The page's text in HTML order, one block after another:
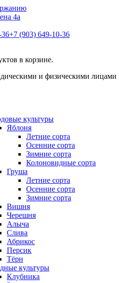
4а
36+7 (903) 649-10-36
в корзине.
и физическими лицами
культуры
Яблоня
Летние сорта
Осенние сорта
Зимние сорта
Колоновидные сорта
Груша
Летние сорта
Осенние сорта
Зимние сорта
Вишня
Черешня
Алыча
Слива
Абрикос
Персик
Тёрн
культуры
Клубника